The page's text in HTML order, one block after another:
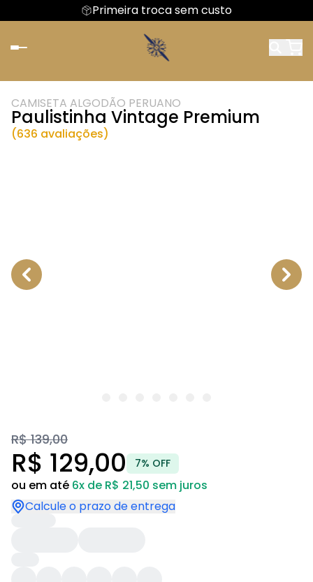
Primeira troca sem custo
CAMISETA ALGODÃO PERUANO
Paulistinha Vintage Premium
(636 avaliações)
R$ 139,00
R$ 129,00 7% OFF
ou em até 6x de R$ 21,50 sem juros
Calcule o prazo de entrega